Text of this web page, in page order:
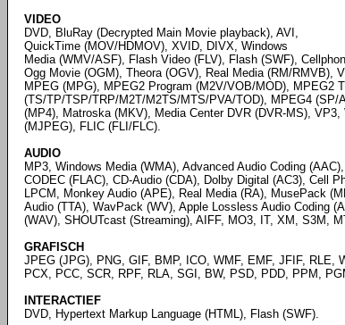
VIDEO
DVD, BluRay (Decrypted Main Movie playback), AVI,
QuickTime (MOV/HDMOV), XVID, DIVX, Windows
Media (WMV/ASF), Flash Video (FLV), Flash (SWF),
Ogg Movie (OGM), Theora (OGV), Real Media (RM/RMVB),
MPEG (MPG), MPEG2 Program (M2V/VOB/MOD), MPEG2
(TS/TP/TSP/TRP/M2T/M2TS/MTS/PVA/TOD), MPEG4 (SP/
(MP4), Matroska (MKV), Media Center DVR (DVR-MS),
(MJPEG), FLIC (FLI/FLC).
AUDIO
MP3, Windows Media (WMA), Advanced Audio Coding
CODEC (FLAC), CD-Audio (CDA), Dolby Digital (AC3), Cell
LPCM, Monkey Audio (APE), Real Media (RA), MusePack
Audio (TTA), WavPack (WV), Apple Lossless Audio Coding
(WAV), SHOUTcast (Streaming), AIFF, MO3, IT, XM, S3M,
GRAFISCH
JPEG (JPG), PNG, GIF, BMP, ICO, WMF, EMF, JFIF, RLE,
PCX, PCC, SCR, RPF, RLA, SGI, BW, PSD, PDD, PPM,
INTERACTIEF
DVD, Hypertext Markup Language (HTML), Flash (SWF).